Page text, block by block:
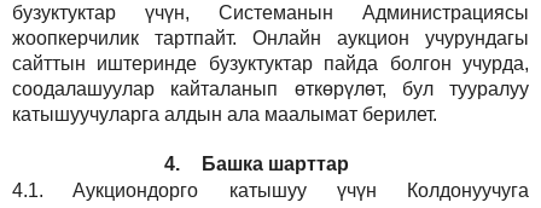
бузуктуктар үчүн, Системанын Администрациясы
жоопкерчилик тартпайт. Онлайн аукцион учурундагы
сайттын иштеринде бузуктуктар пайда болгон учурда,
соодалашуулар кайталанып өткөрүлөт, бул тууралуу
катышуучуларга алдын ала маалымат берилет.
4.
Башка шарттар
4.1.
Аукциондорго катышуу үчүн Колдонуучуга